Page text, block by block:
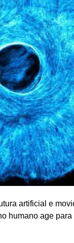
artificial e
humano age